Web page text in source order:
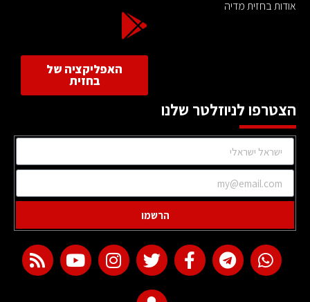
אודות בחזית מדיה
האפליקציה של
בחזית
הצטרפו לניוזלטר שלנו
הרשמו